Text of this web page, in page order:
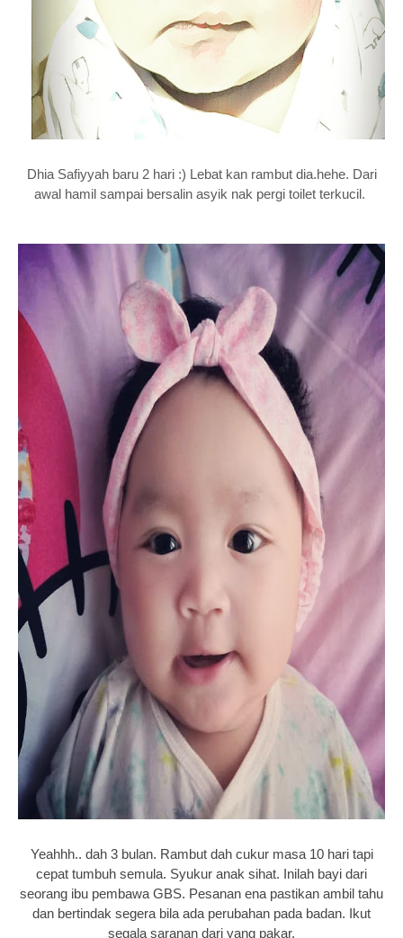
Dhia Safiyyah baru 2 hari :) Lebat kan rambut dia.hehe. Dari
awal hamil sampai bersalin asyik nak pergi toilet terkucil.
Yeahhh.. dah 3 bulan. Rambut dah cukur masa 10 hari tapi
cepat tumbuh semula. Syukur anak sihat. Inilah bayi dari
seorang ibu pembawa GBS. Pesanan ena pastikan ambil tahu
dan bertindak segera bila ada perubahan pada badan. Ikut
segala saranan dari yang pakar.